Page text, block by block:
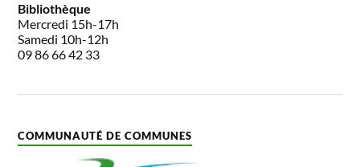
Bibliothèque
Mercredi 15h-17h
Samedi 10h-12h
09 86 66 42 33
COMMUNAUTÉ DE COMMUNES